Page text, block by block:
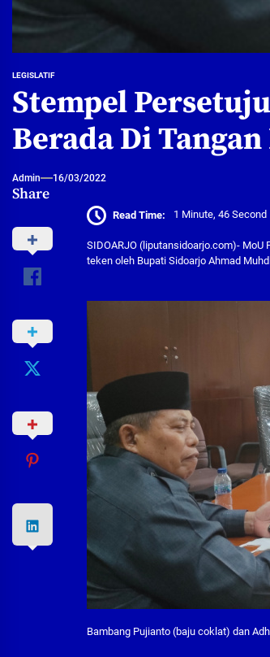
LEGISLATIF
Stempel
Berada Di
Admin 16/03/2022
Share
Read Time: 1 Minute, 46 Second
SIDOARJO (liputansidoarjo.com)- MoU
teken oleh Bupati Sidoarjo Ahmad
Bambang Pujianto (baju coklat) dan